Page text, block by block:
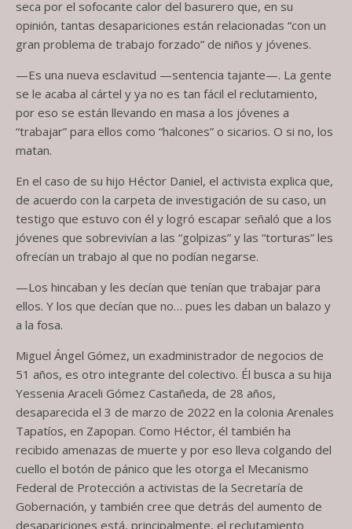
seca por el sofocante calor del basurero que, en su
opinión, tantas desapariciones están relacionadas “con un
gran problema de trabajo forzado” de niños y jóvenes.
—Es una nueva esclavitud —sentencia tajante—. La gente
se le acaba al cártel y ya no es tan fácil el reclutamiento,
por eso se están llevando en masa a los jóvenes a
“trabajar” para ellos como “halcones” o sicarios. O si no, los
matan.
En el caso de su hijo Héctor Daniel, el activista explica que,
de acuerdo con la carpeta de investigación de su caso, un
testigo que estuvo con él y logró escapar señaló que a los
jóvenes que sobrevivían a las “golpizas” y las “torturas” les
ofrecían un trabajo al que no podían negarse.
—Los hincaban y les decían que tenían que trabajar para
ellos. Y los que decían que no… pues les daban un balazo y
a la fosa.
Miguel Ángel Gómez, un exadministrador de negocios de
51 años, es otro integrante del colectivo. Él busca a su hija
Yessenia Araceli Gómez Castañeda, de 28 años,
desaparecida el 3 de marzo de 2022 en la colonia Arenales
Tapatíos, en Zapopan. Como Héctor, él también ha
recibido amenazas de muerte y por eso lleva colgando del
cuello el botón de pánico que les otorga el Mecanismo
Federal de Protección a activistas de la Secretaría de
Gobernación, y también cree que detrás del aumento de
desapariciones está, principalmente, el reclutamiento